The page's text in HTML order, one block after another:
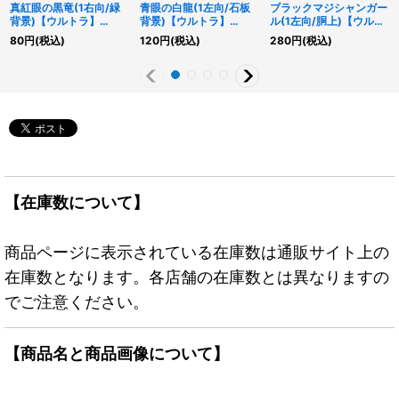
真紅眼の黒竜(1右向/緑
背景)【ウルトラ】
{QCAC-JP022}《モン
スター》
80円(税込)
青眼の白龍(1左向/石板
背景)【ウルトラ】
{QCAC-JP021}《モン
スター》
120円(税込)
ブラックマジシャンガー
ル(1左向/胴上)【ウルト
ラ】{QCAC-JP019}
《モンスター》
280円(税込)
【在庫数について】
商品ページに表示されている在庫数は通販サイト上の
在庫数となります。各店舗の在庫数とは異なりますの
でご注意ください。
【商品名と商品画像について】